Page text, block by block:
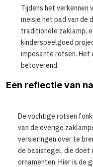
de ingangen van
Tijdens het verkennen
meisje het pad van de
traditionele zaklamp,
kinderspeelgoed
imposante rotsen.
betoverend.
Een reflectie van
De vochtige rotsen
van de overige
versieringen over te
de basistegel, die doet
ornamenten. Hier is de